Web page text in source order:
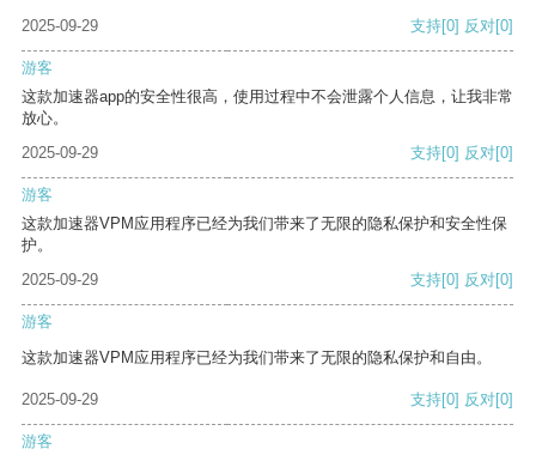
2025-09-29 支持[0] 反对[0]
游客
这款加速器app的安全性很高，使用过程中不会泄露个人信息，让我非常
放心。
2025-09-29
支持[0] 反对[0]
游客
这款加速器VPM应用程序已经为我们带来了无限的隐私保护和安全性保
护。
2025-09-29
支持[0] 反对[0]
游客
这款加速器VPM应用程序已经为我们带来了无限的隐私保护和自由。
2025-09-29 支持[0] 反对[0]
游客